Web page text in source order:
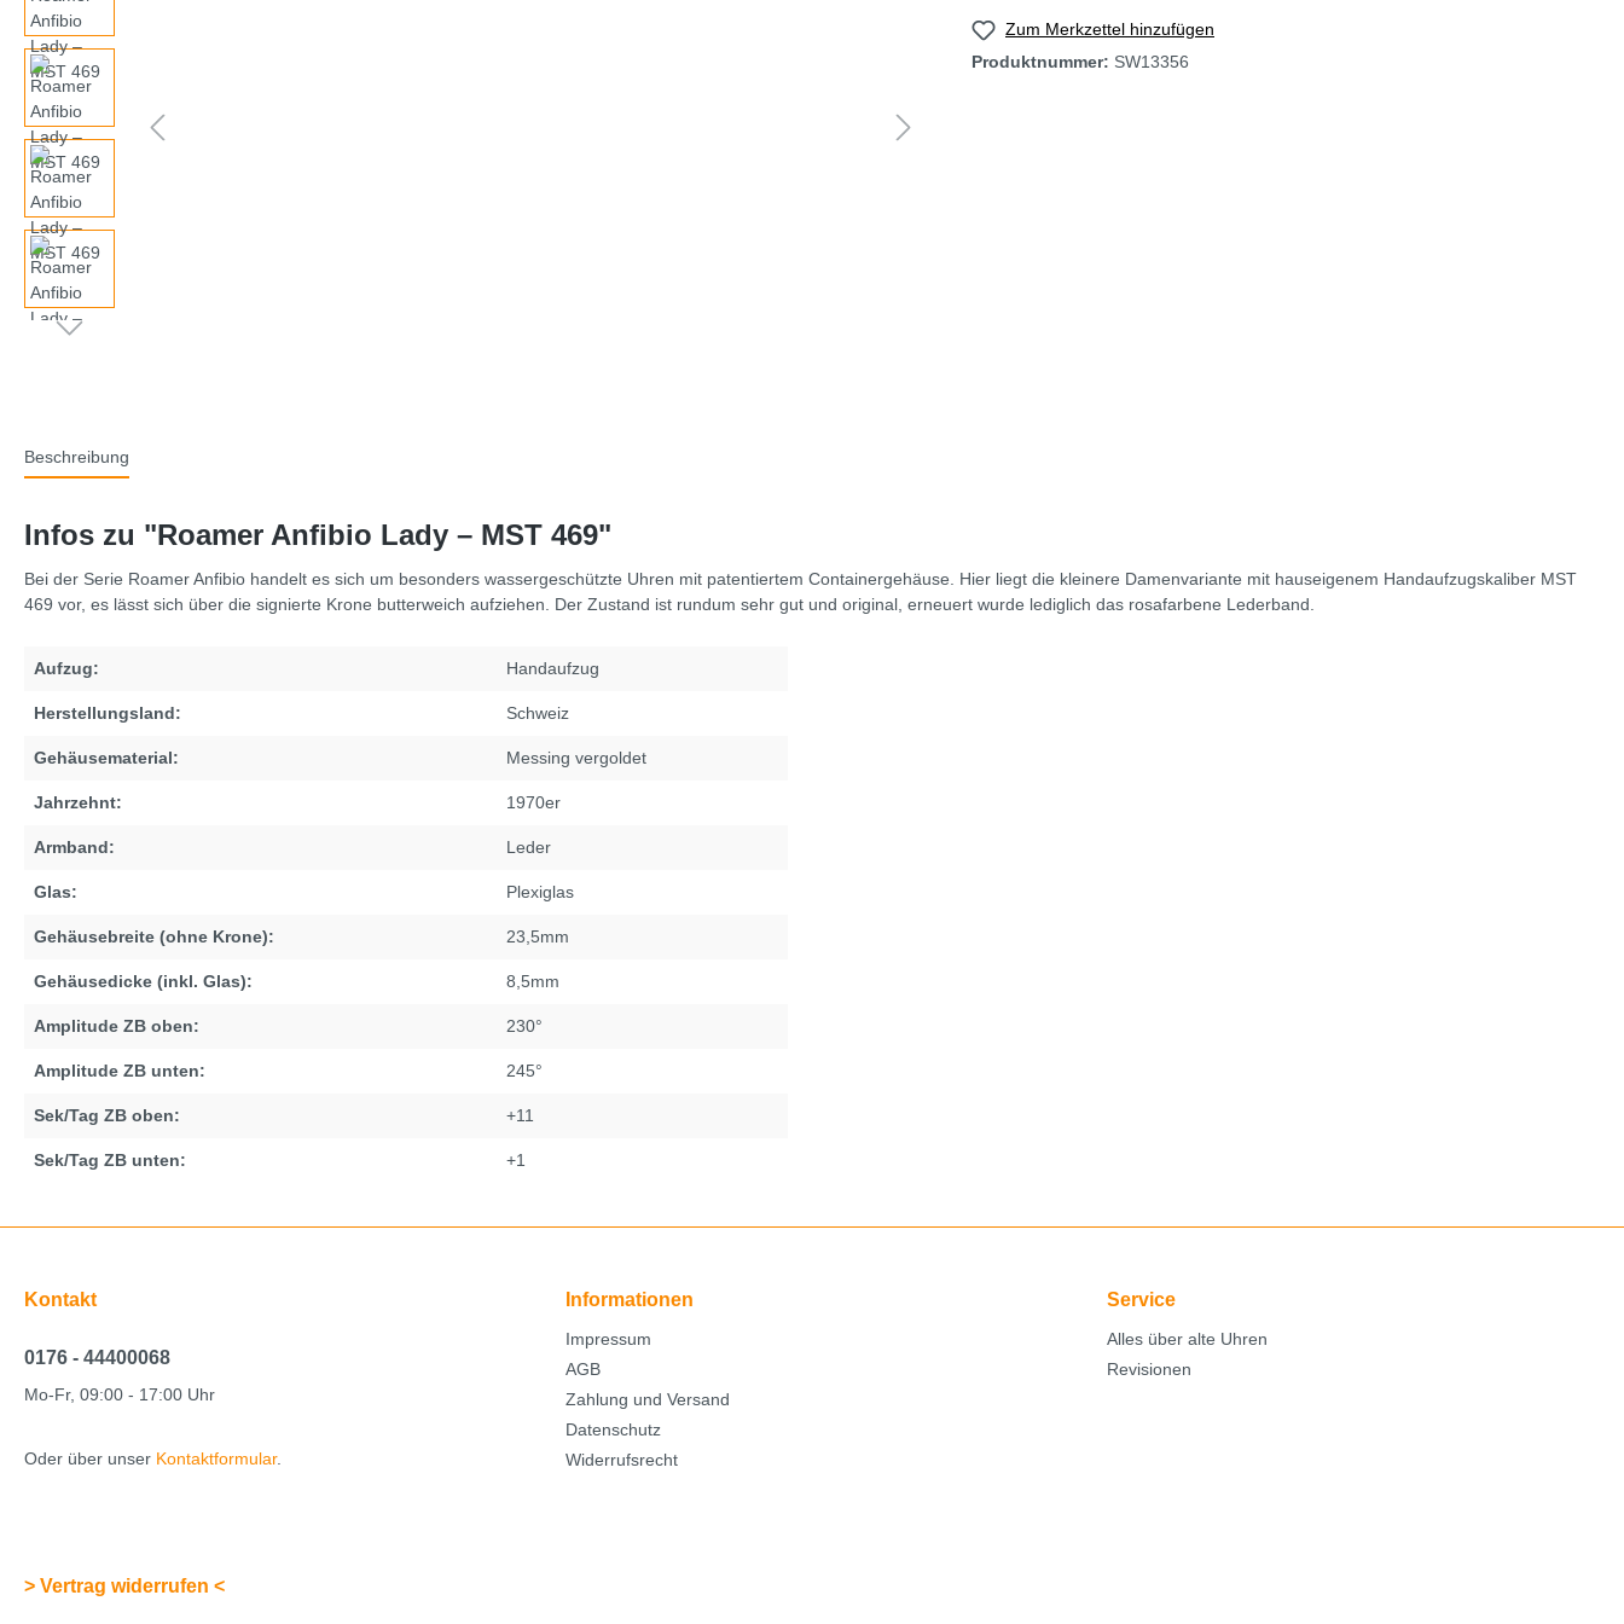
Zum Merkzettel hinzufügen
Produktnummer: SW13356
Beschreibung
Infos zu "Roamer Anfibio Lady – MST 469"
Bei der Serie Roamer Anfibio handelt es sich um besonders wassergeschützte Uhren mit patentiertem Containergehäuse. Hier liegt die kleinere Damenvariante mit hauseigenem Handaufzugskaliber MST
469 vor, es lässt sich über die signierte Krone butterweich aufziehen. Der Zustand ist rundum sehr gut und original, erneuert wurde lediglich das rosafarbene Lederband.
Aufzug: Handaufzug
Herstellungsland: Schweiz
Gehäusematerial: Messing vergoldet
Jahrzehnt: 1970er
Armband: Leder
Glas: Plexiglas
Gehäusebreite (ohne Krone): 23,5mm
Gehäusedicke (inkl. Glas): 8,5mm
Amplitude ZB oben: 230°
Amplitude ZB unten: 245°
Sek/Tag ZB oben: +11
Sek/Tag ZB unten: +1
Kontakt
0176 - 44400068
Mo-Fr, 09:00 - 17:00 Uhr
Oder über unser Kontaktformular.
Informationen
Impressum
AGB
Zahlung und Versand
Datenschutz
Widerrufsrecht
Service
Alles über alte Uhren
Revisionen
> Vertrag widerrufen <